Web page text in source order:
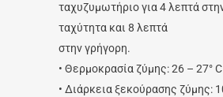
ταχυζυμωτήριο για 4 λεπτά
ταχύτητα και 8 λεπτά
στην γρήγορη.
• Θερμοκρασία ζύμης: 26 – 27° C
• Διάρκεια ξεκούρασης ζύμης: